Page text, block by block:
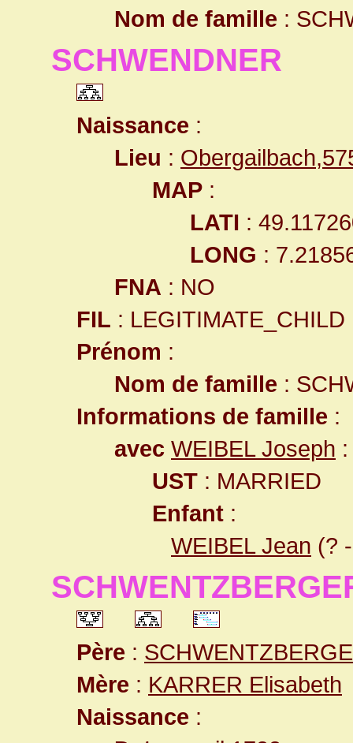
Nom de famille :
SCHWENDNER
Naissance :
Lieu :
MAP :
LATI :
LONG :
FNA : NO
FIL : LEGITIMATE_CHILD
Prénom :
Nom de famille :
Informations de famille :
avec WEIBEL Joseph :
UST : MARRIED
Enfant :
WEIBEL Jean (?
Père :
Mère : KARRER Elisabeth
Naissance :